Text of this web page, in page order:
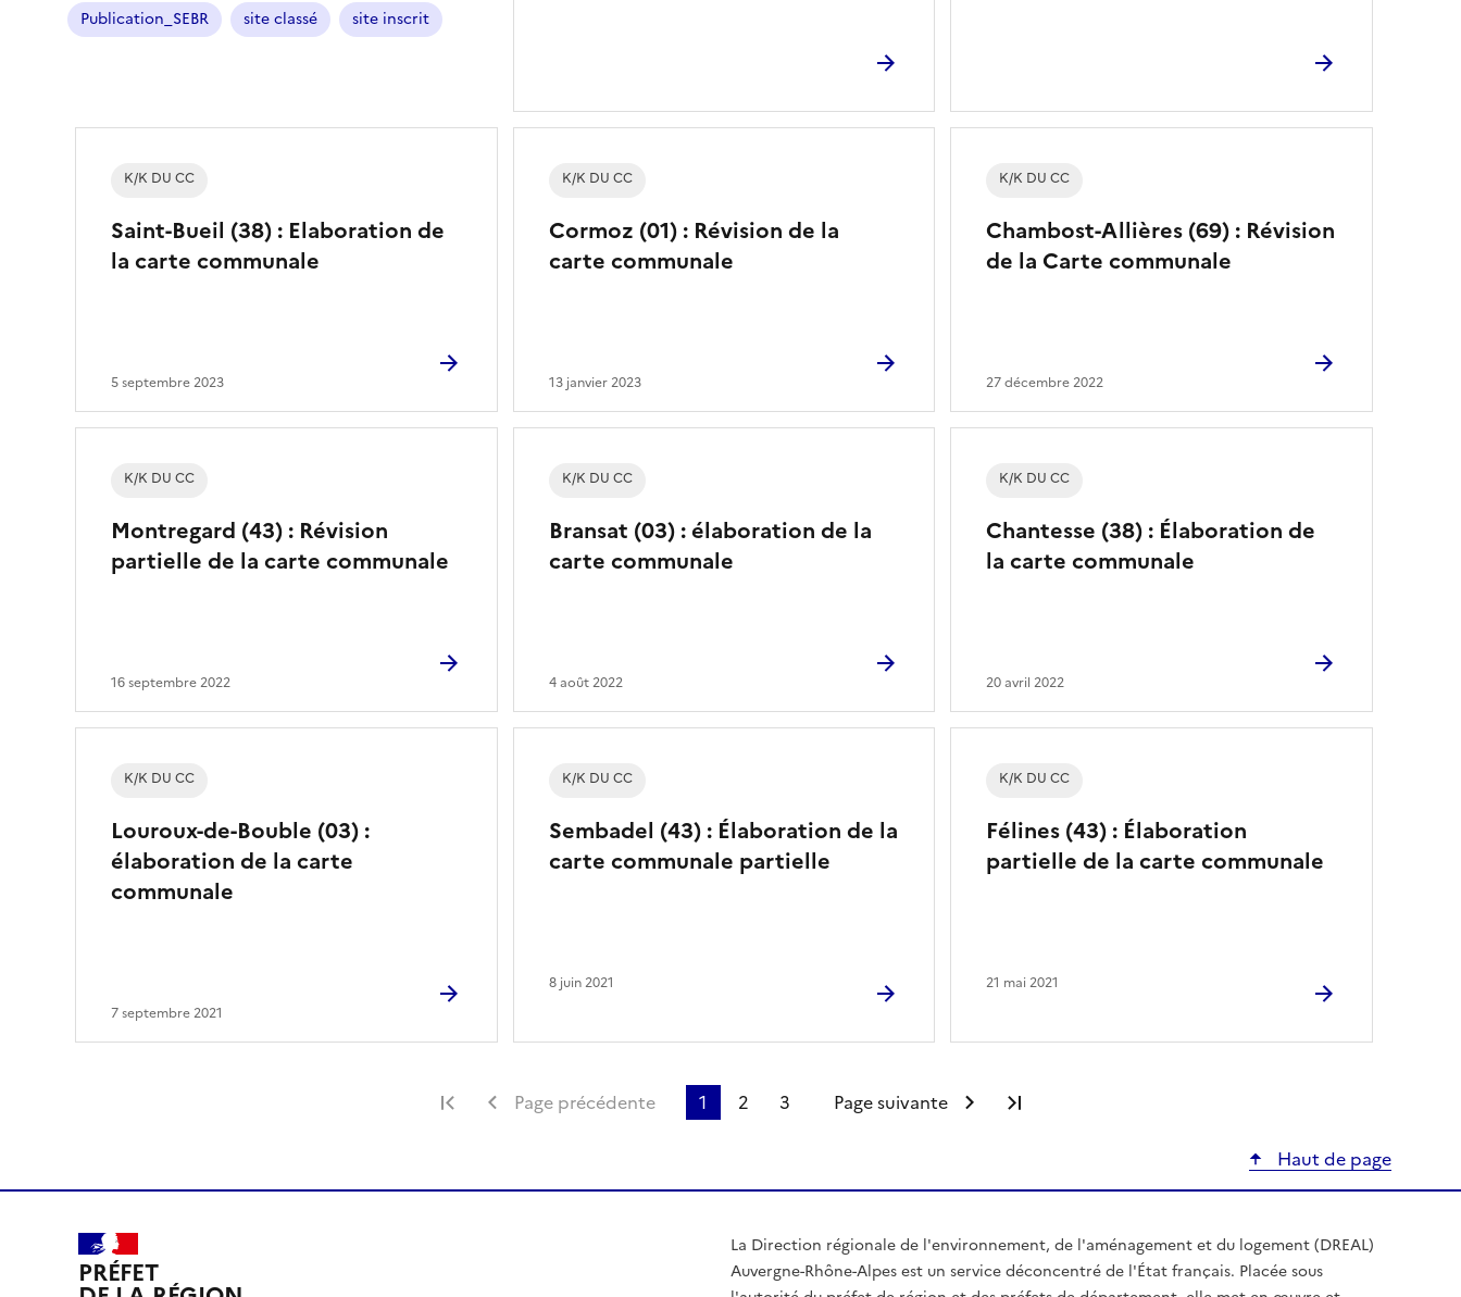
Publication_SEBR site classé site inscrit
Saint-Bueil (38) : Elaboration de
la carte communale
K/K DU CC
5 septembre 2023
Cormoz (01) : Révision de la
carte communale
K/K DU CC
13 janvier 2023
Chambost-Allières (69) : Révision
de la Carte communale
K/K DU CC
27 décembre 2022
Montregard (43) : Révision
partielle de la carte communale
K/K DU CC
16 septembre 2022
Bransat (03) : élaboration de la
carte communale
K/K DU CC
4 août 2022
Chantesse (38) : Élaboration de
la carte communale
K/K DU CC
20 avril 2022
Louroux-de-Bouble (03) :
élaboration de la carte
communale
K/K DU CC
7 septembre 2021
Sembadel (43) : Élaboration de la
carte communale partielle
K/K DU CC
8 juin 2021
Félines (43) : Élaboration
partielle de la carte communale
K/K DU CC
21 mai 2021
Première page
Page précédente 1 2 3 Page suivante
Haut de page
PRÉFET
La Direction régionale de l'environnement, de l'aménagement et du logement (DREAL)
Auvergne-Rhône-Alpes est un service déconcentré de l'État français. Placée sous